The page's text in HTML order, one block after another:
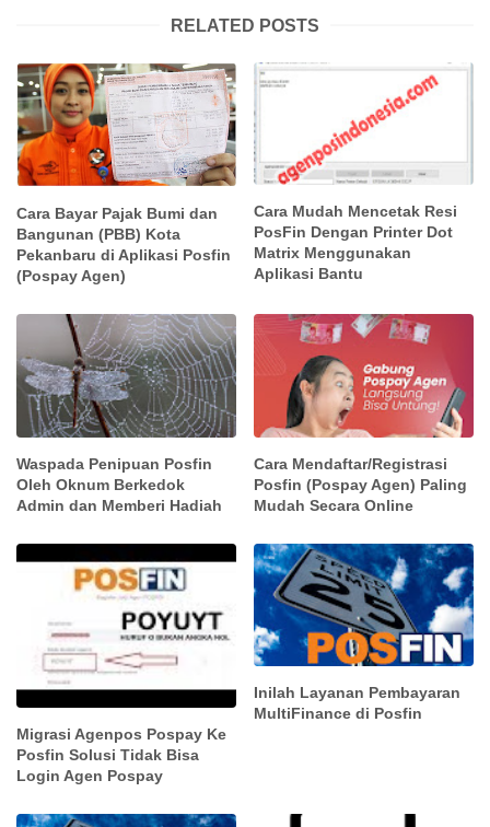
RELATED POSTS
Cara Bayar Pajak Bumi dan
Bangunan (PBB) Kota
Pekanbaru di Aplikasi Posfin
(Pospay Agen)
Cara Mudah Mencetak Resi
PosFin Dengan Printer Dot
Matrix Menggunakan
Aplikasi Bantu
Waspada Penipuan Posfin
Oleh Oknum Berkedok
Admin dan Memberi Hadiah
Cara Mendaftar/Registrasi
Posfin (Pospay Agen) Paling
Mudah Secara Online
Migrasi Agenpos Pospay Ke
Posfin Solusi Tidak Bisa
Login Agen Pospay
Inilah Layanan Pembayaran
MultiFinance di Posfin